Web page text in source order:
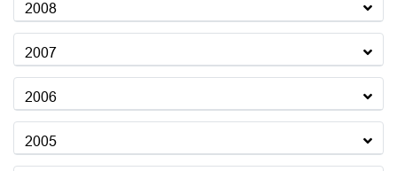
2008
2007
2006
2005